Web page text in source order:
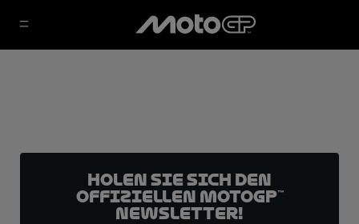
Holen Sie sich den
offiziellen MotoGP™
Newsletter!